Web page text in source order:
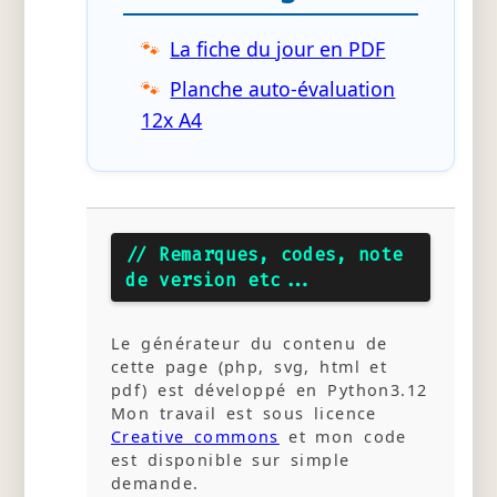
La fiche du jour en PDF
Planche auto-évaluation
12x A4
// Remarques, codes, note
de version etc...
Le générateur du contenu de
cette page (php, svg, html et
pdf) est développé en Python3.12
Mon travail est sous licence
Creative commons et mon code
est disponible sur simple
demande.